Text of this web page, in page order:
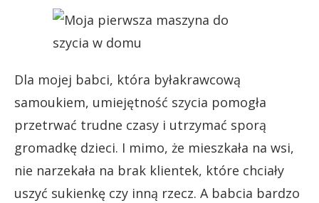
Dla mojej babci, która byłakrawcową
samoukiem, umiejętność szycia pomogła
przetrwać trudne czasy i utrzymać sporą
gromadkę dzieci. I mimo, że mieszkała na wsi,
nie narzekała na brak klientek, które chciały
uszyć sukienkę czy inną rzecz. A babcia bardzo